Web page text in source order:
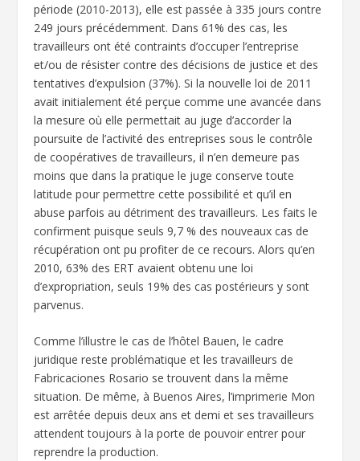
période (2010-2013), elle est passée à 335 jours contre
249 jours précédemment. Dans 61% des cas, les
travailleurs ont été contraints d’occuper l’entreprise
et/ou de résister contre des décisions de justice et des
tentatives d’expulsion (37%). Si la nouvelle loi de 2011
avait initialement été perçue comme une avancée dans
la mesure où elle permettait au juge d’accorder la
poursuite de l’activité des entreprises sous le contrôle
de coopératives de travailleurs, il n’en demeure pas
moins que dans la pratique le juge conserve toute
latitude pour permettre cette possibilité et qu’il en
abuse parfois au détriment des travailleurs. Les faits le
confirment puisque seuls 9,7 % des nouveaux cas de
récupération ont pu profiter de ce recours. Alors qu’en
2010, 63% des ERT avaient obtenu une loi
d’expropriation, seuls 19% des cas postérieurs y sont
parvenus.
Comme l’illustre le cas de l’hôtel Bauen, le cadre
juridique reste problématique et les travailleurs de
Fabricaciones Rosario se trouvent dans la même
situation. De même, à Buenos Aires, l’imprimerie Mon
est arrêtée depuis deux ans et demi et ses travailleurs
attendent toujours à la porte de pouvoir entrer pour
reprendre la production.